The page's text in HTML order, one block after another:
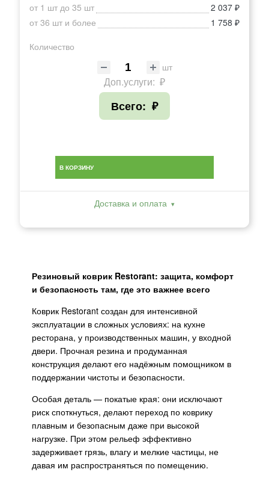
от 1 шт до 35 шт
2 037 ₽
от 36 шт и более
1 758 ₽
Количество
шт
Доп.услуги: ₽
Всего: ₽
В КОРЗИНУ
Доставка и оплата
Резиновый коврик Restorant: защита, комфорт
и безопасность там, где это важнее всего
Коврик Restorant создан для интенсивной
эксплуатации в сложных условиях: на кухне
ресторана, у производственных машин, у входной
двери. Прочная резина и продуманная
конструкция делают его надёжным помощником в
поддержании чистоты и безопасности.
Особая деталь — покатые края: они исключают
риск споткнуться, делают переход по коврику
плавным и безопасным даже при высокой
нагрузке. При этом рельеф эффективно
задерживает грязь, влагу и мелкие частицы, не
давая им распространяться по помещению.